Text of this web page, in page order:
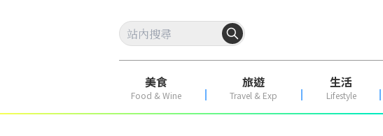
美食
Food & Wine
旅遊
Travel & Exp
生活
Lifestyle